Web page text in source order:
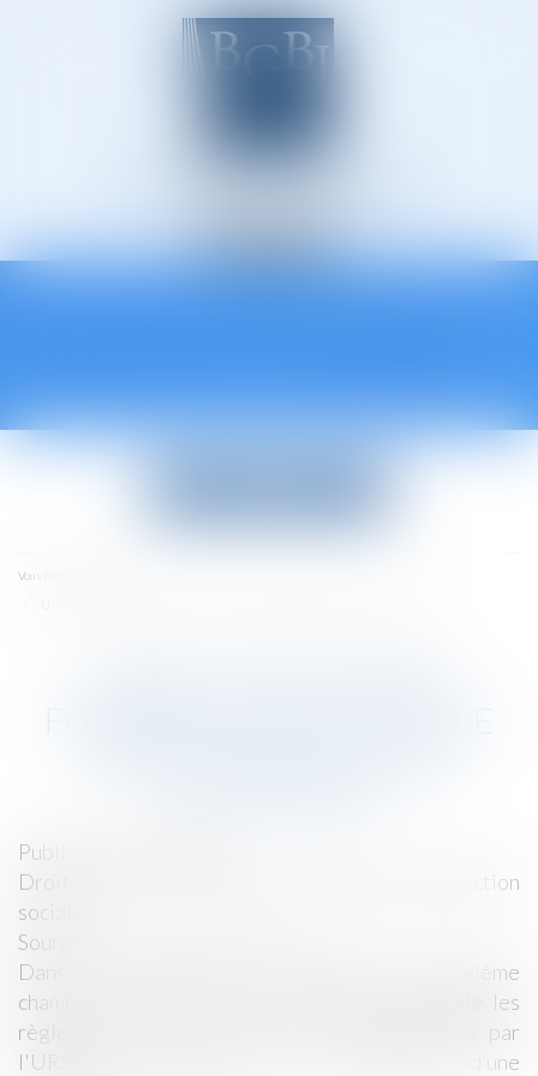
Avocats à Épinal
Vous êtes ici :
Publié le :
Droit du travail - Employeurs
Droit de la protection
sociale
Source :
Dans un arrêt rendu le 21 juin 2018, la deuxième
chambre civile de la Cour de cassation rappelle les
règles de formalisme devant être respectées par
l'URSSAF dans l’acte de signification d’une